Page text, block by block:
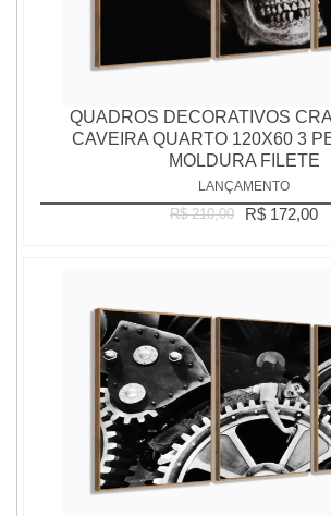
QUADROS DECORATIVOS
CAVEIRA QUARTO 120X60 3
MOLDURA FILETE
LANÇAMENTO
R$ 210,00 R$ 172,00